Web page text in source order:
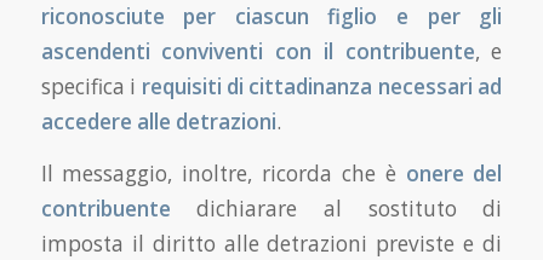
riconosciute per ciascun figlio e per gli
ascendenti conviventi con il contribuente, e
specifica i requisiti di cittadinanza necessari ad
accedere alle detrazioni.
Il messaggio, inoltre, ricorda che è onere del
contribuente dichiarare al sostituto di
imposta il diritto alle detrazioni previste e di